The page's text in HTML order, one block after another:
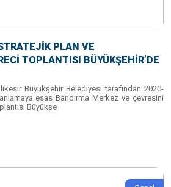
PLAN VE
TOPLANTISI BÜYÜKŞEHİR’DE
Büyükşehir Belediyesi tarafından 2020-
esas Bandırma Merkez ve çevresini
Büyükşe